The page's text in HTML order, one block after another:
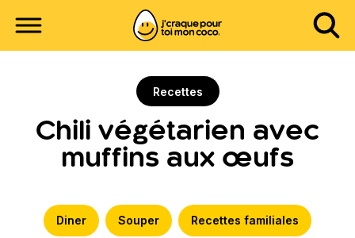
Recettes
Chili végétarien avec
muffins aux œufs
Diner Souper Recettes familiales